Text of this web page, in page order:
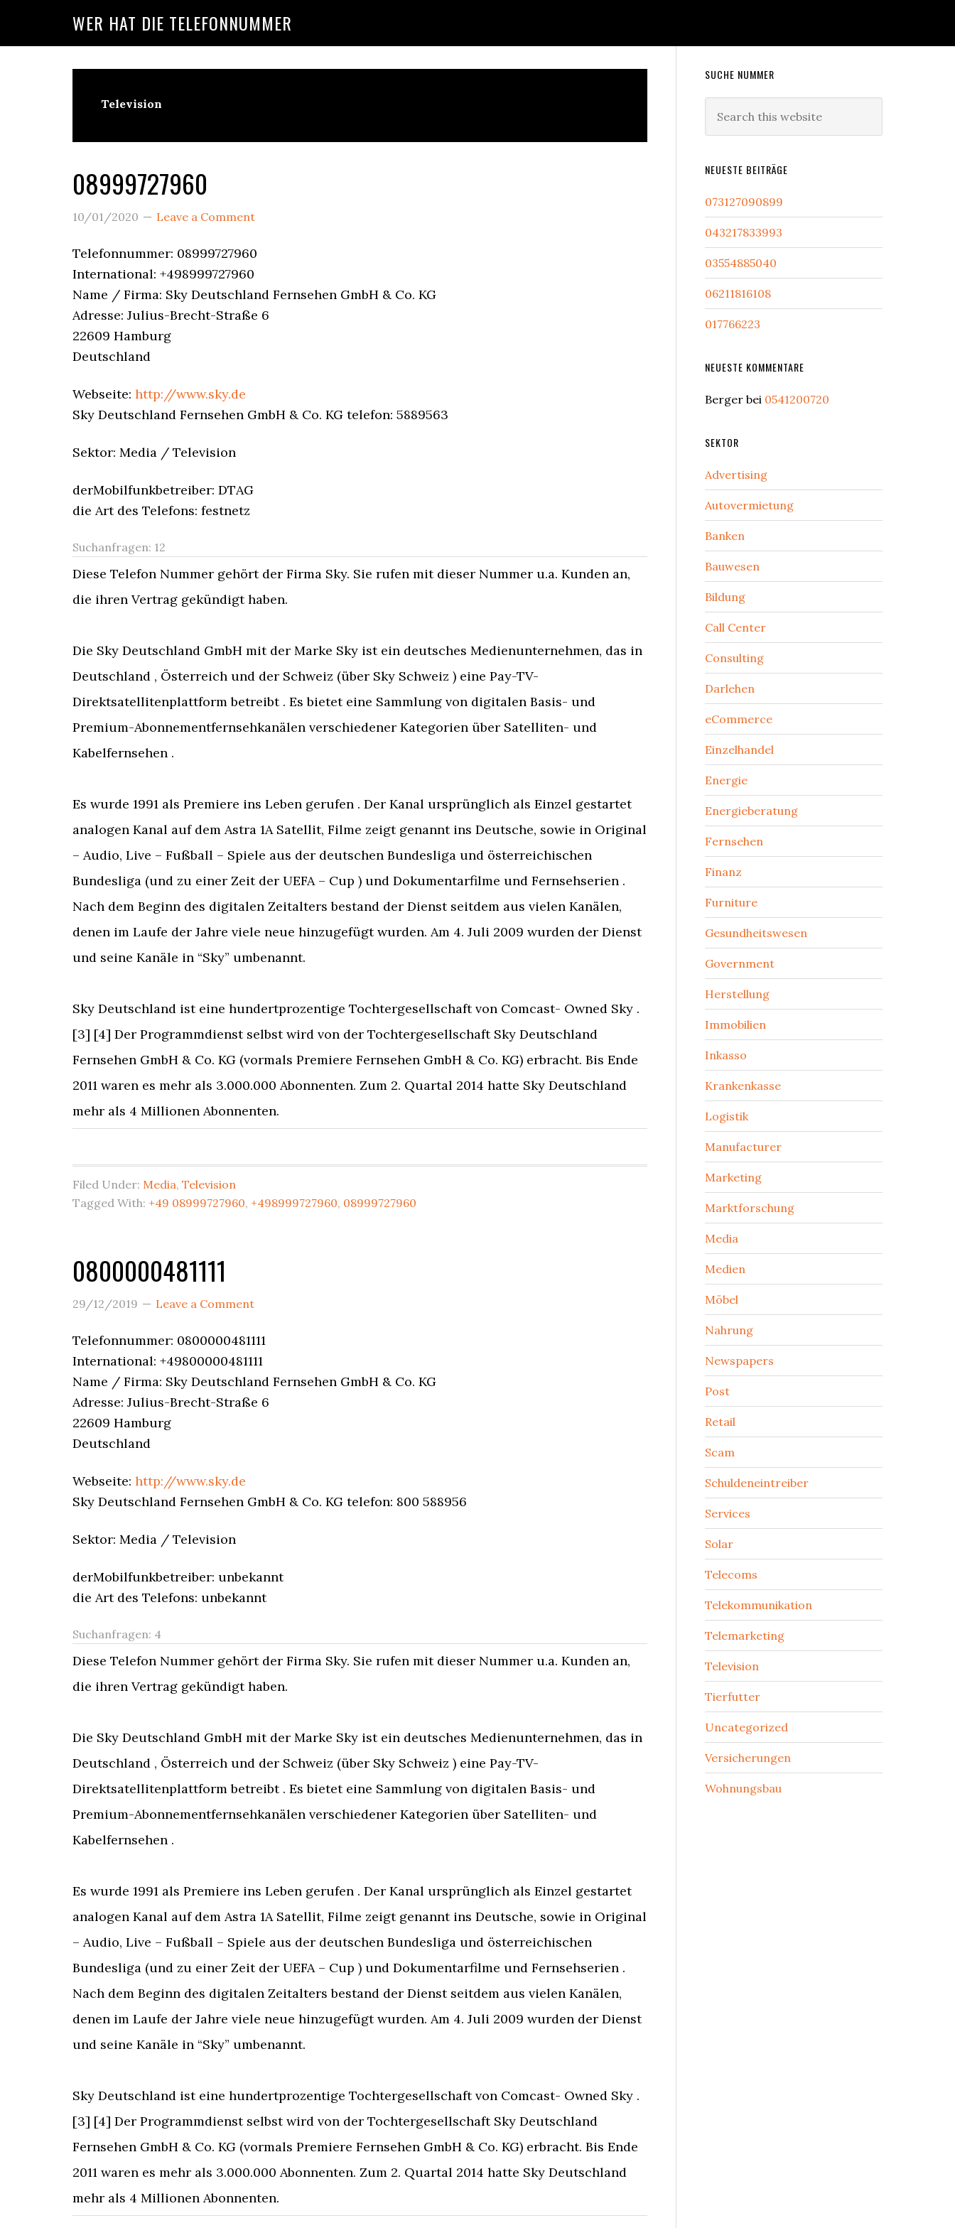
WER HAT DIE TELEFONNUMMER
Wer
Ruft
An?
Television
08999727960
10/01/2020 Leave a Comment
Telefonnummer: 08999727960
International: +498999727960
Name / Firma: Sky Deutschland Fernsehen GmbH & Co. KG
Adresse: Julius-Brecht-Straße 6
22609 Hamburg
Deutschland
Webseite: http://www.sky.de
Sky Deutschland Fernsehen GmbH & Co. KG telefon: 5889563
Sektor: Media / Television
derMobilfunkbetreiber: DTAG
die Art des Telefons: festnetz
Suchanfragen: 12
Diese Telefon Nummer gehört der Firma Sky. Sie rufen mit dieser Nummer u.a. Kunden an,
die ihren Vertrag gekündigt haben.
Die Sky Deutschland GmbH mit der Marke Sky ist ein deutsches Medienunternehmen, das in
Deutschland , Österreich und der Schweiz (über Sky Schweiz ) eine Pay-TV-
Direktsatellitenplattform betreibt . Es bietet eine Sammlung von digitalen Basis- und
Premium-Abonnementfernsehkanälen verschiedener Kategorien über Satelliten- und
Kabelfernsehen .
Es wurde 1991 als Premiere ins Leben gerufen . Der Kanal ursprünglich als Einzel gestartet
analogen Kanal auf dem Astra 1A Satellit, Filme zeigt genannt ins Deutsche, sowie in Original
– Audio, Live – Fußball – Spiele aus der deutschen Bundesliga und österreichischen
Bundesliga (und zu einer Zeit der UEFA – Cup ) und Dokumentarfilme und Fernsehserien .
Nach dem Beginn des digitalen Zeitalters bestand der Dienst seitdem aus vielen Kanälen,
denen im Laufe der Jahre viele neue hinzugefügt wurden. Am 4. Juli 2009 wurden der Dienst
und seine Kanäle in “Sky” umbenannt.
Sky Deutschland ist eine hundertprozentige Tochtergesellschaft von Comcast- Owned Sky .
[3] [4] Der Programmdienst selbst wird von der Tochtergesellschaft Sky Deutschland
Fernsehen GmbH & Co. KG (vormals Premiere Fernsehen GmbH & Co. KG) erbracht. Bis Ende
2011 waren es mehr als 3.000.000 Abonnenten. Zum 2. Quartal 2014 hatte Sky Deutschland
mehr als 4 Millionen Abonnenten.
Filed Under: Media, Television
Tagged With: +49 08999727960, +498999727960, 08999727960
0800000481111
29/12/2019 Leave a Comment
Telefonnummer: 0800000481111
International: +49800000481111
Name / Firma: Sky Deutschland Fernsehen GmbH & Co. KG
Adresse: Julius-Brecht-Straße 6
22609 Hamburg
Deutschland
Webseite: http://www.sky.de
Sky Deutschland Fernsehen GmbH & Co. KG telefon: 800 588956
Sektor: Media / Television
derMobilfunkbetreiber: unbekannt
die Art des Telefons: unbekannt
Suchanfragen: 4
Diese Telefon Nummer gehört der Firma Sky. Sie rufen mit dieser Nummer u.a. Kunden an,
die ihren Vertrag gekündigt haben.
Die Sky Deutschland GmbH mit der Marke Sky ist ein deutsches Medienunternehmen, das in
Deutschland , Österreich und der Schweiz (über Sky Schweiz ) eine Pay-TV-
Direktsatellitenplattform betreibt . Es bietet eine Sammlung von digitalen Basis- und
Premium-Abonnementfernsehkanälen verschiedener Kategorien über Satelliten- und
Kabelfernsehen .
Es wurde 1991 als Premiere ins Leben gerufen . Der Kanal ursprünglich als Einzel gestartet
analogen Kanal auf dem Astra 1A Satellit, Filme zeigt genannt ins Deutsche, sowie in Original
– Audio, Live – Fußball – Spiele aus der deutschen Bundesliga und österreichischen
Bundesliga (und zu einer Zeit der UEFA – Cup ) und Dokumentarfilme und Fernsehserien .
Nach dem Beginn des digitalen Zeitalters bestand der Dienst seitdem aus vielen Kanälen,
denen im Laufe der Jahre viele neue hinzugefügt wurden. Am 4. Juli 2009 wurden der Dienst
und seine Kanäle in “Sky” umbenannt.
Sky Deutschland ist eine hundertprozentige Tochtergesellschaft von Comcast- Owned Sky .
[3] [4] Der Programmdienst selbst wird von der Tochtergesellschaft Sky Deutschland
Fernsehen GmbH & Co. KG (vormals Premiere Fernsehen GmbH & Co. KG) erbracht. Bis Ende
2011 waren es mehr als 3.000.000 Abonnenten. Zum 2. Quartal 2014 hatte Sky Deutschland
mehr als 4 Millionen Abonnenten.
Primary
Sidebar
SUCHE NUMMER
this
NEUESTE BEITRÄGE
073127090899
043217833993
03554885040
06211816108
017766223
NEUESTE KOMMENTARE
Berger bei 0541200720
SEKTOR
Advertising
Autovermietung
Banken
Bauwesen
Bildung
Call Center
Consulting
Darlehen
eCommerce
Einzelhandel
Energie
Energieberatung
Fernsehen
Finanz
Furniture
Gesundheitswesen
Government
Herstellung
Immobilien
Inkasso
Krankenkasse
Logistik
Manufacturer
Marketing
Marktforschung
Media
Medien
Möbel
Nahrung
Newspapers
Post
Retail
Scam
Schuldeneintreiber
Services
Solar
Telecoms
Telekommunikation
Telemarketing
Television
Tierfutter
Uncategorized
Versicherungen
Wohnungsbau